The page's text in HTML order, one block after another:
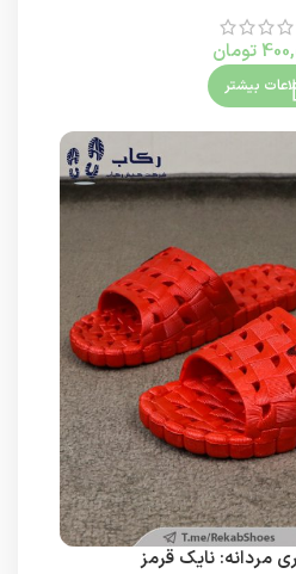
تومان
بیشتر
مردانه: نایک قرمز